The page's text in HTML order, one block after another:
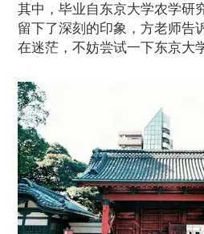
其中，毕业自东京大学农学研
留下了深刻的印象，方老师告
在迷茫，不妨尝试一下东京大